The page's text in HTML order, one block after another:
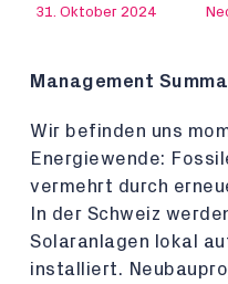
31. Oktober 2024
Management
Wir befinden uns
Energiewende:
vermehrt durch
In der Schweiz
Solaranlagen lokal
installiert.